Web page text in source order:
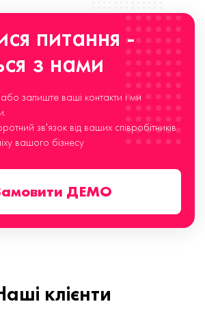
питання -
з нами
залиште ваші контакти і ми
зв'язок від ваших співробітників
вашого бізнесу
ДЕМО
клієнти